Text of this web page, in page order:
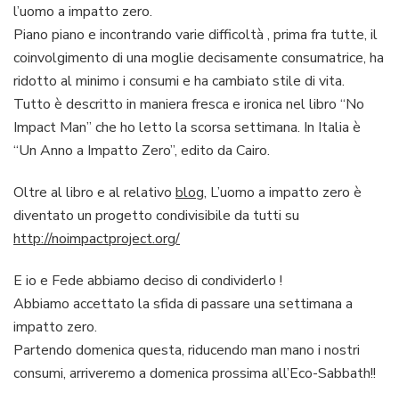
l’uomo a impatto zero.
Piano piano e incontrando varie difficoltà , prima fra tutte, il
coinvolgimento di una moglie decisamente consumatrice, ha
ridotto al minimo i consumi e ha cambiato stile di vita.
Tutto è descritto in maniera fresca e ironica nel libro “No
Impact Man” che ho letto la scorsa settimana. In Italia è
“Un Anno a Impatto Zero”, edito da Cairo.
Oltre al libro e al relativo blog, L’uomo a impatto zero è
diventato un progetto condivisibile da tutti su
http://noimpactproject.org/
E io e Fede abbiamo deciso di condividerlo !
Abbiamo accettato la sfida di passare una settimana a
impatto zero.
Partendo domenica questa, riducendo man mano i nostri
consumi, arriveremo a domenica prossima all’Eco-Sabbath!!